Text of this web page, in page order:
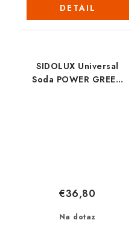
DETAIL
SIDOLUX Universal
Soda POWER GREEN
Na dotaz
€36,80